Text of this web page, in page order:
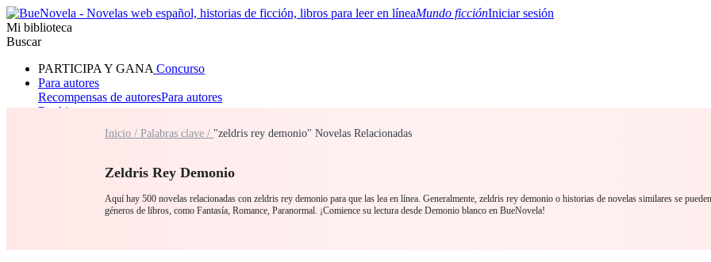
Mundo ficciónIniciar sesión
Mi biblioteca
Buscar
PARTICIPA Y GANA Concurso
Para autores
Recompensas de autoresPara autores
Ranking
RomanceHombre loboMafiaSistema
Inicio / Palabras clave / "zeldris rey demonio" Novelas Relacionadas
Zeldris Rey Demonio
Aquí hay 500 novelas relacionadas con zeldris rey demonio para que las lea en línea. Generalmente, zeldris rey demonio o historias de novelas similares se
géneros de libros, como Fantasía, Romance, Paranormal. ¡Comience su lectura desde Demonio blanco en BueNovela!